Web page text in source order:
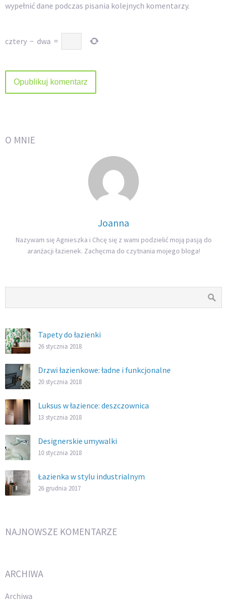
wypełnić dane podczas pisania kolejnych komentarzy.
cztery − dwa =
O MNIE
Joanna
Nazywam się Agnieszka i Chcę się z wami podzielić moją pasją do
aranżacji łazienek. Zachęcma do czytnania mojego bloga!
Tapety do łazienki
26 stycznia 2018
Drzwi łazienkowe: ładne i funkcjonalne
20 stycznia 2018
Luksus w łazience: deszczownica
13 stycznia 2018
Designerskie umywalki
10 stycznia 2018
Łazienka w stylu industrialnym
26 grudnia 2017
NAJNOWSZE KOMENTARZE
ARCHIWA
Archiwa